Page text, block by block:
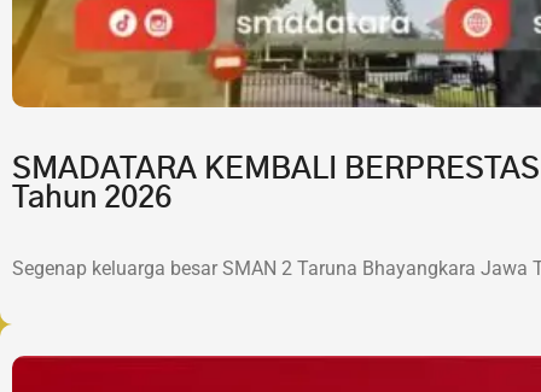
SMADATARA KEMBALI
Tahun 2026
Segenap keluarga besar SMAN 2 Taruna Bhayangkara Jawa